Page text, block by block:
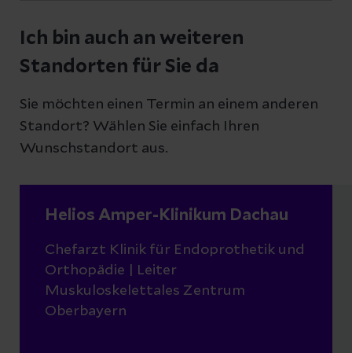
Ich bin auch an weiteren
Standorten für Sie da
Sie möchten einen Termin an einem anderen
Standort? Wählen Sie einfach Ihren
Wunschstandort aus.
Helios Amper-Klinikum Dachau
Chefarzt Klinik für Endoprothetik und
Orthopädie | Leiter
Muskuloskelettales Zentrum
Oberbayern